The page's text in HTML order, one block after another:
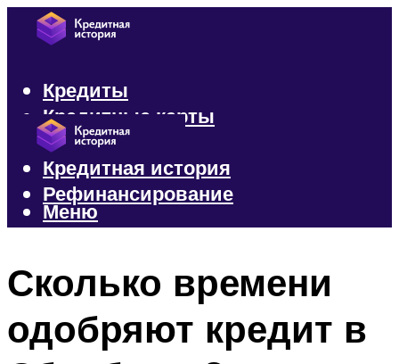
Кредиты
Кредитные карты
Микрозаймы
Кредитная история
Рефинансирование
Меню
Сколько времени
одобряют кредит в